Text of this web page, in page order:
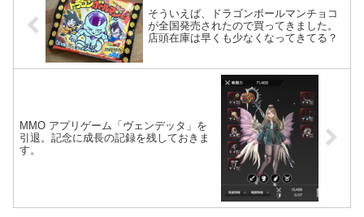
そういえば、ドラゴンボールマンチョコ
が全国発売されたので買ってきました。
店頭在庫は早くも少なくなってきてる？
MMO アプリゲーム「ヴェンデッタ」を
引退。記念に成長の記録を残しておきま
す。